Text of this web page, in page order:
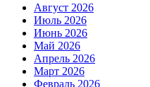
Август 2026
Июль 2026
Июнь 2026
Май 2026
Апрель 2026
Март 2026
Февраль 2026